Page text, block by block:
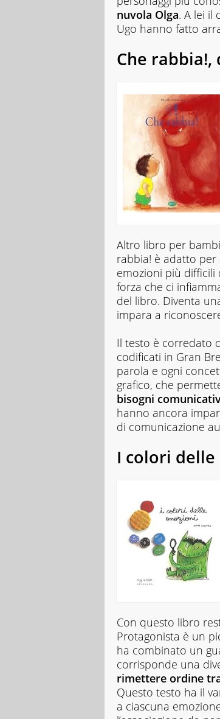
nuvola Olga. A lei il
Ugo hanno fatto
Che rabbia!,
Altro libro per
rabbia! è adatto per
emozioni più difficili
forza che ci
del libro. Diventa
impara a
Il testo è corredato
codificati in Gran
parola e ogni
grafico, che
bisogni
hanno ancora
di comunicazione
I colori
Con questo libro
Protagonista è un
ha combinato un
corrisponde una
rimettere ordine
Questo testo ha il
a ciascuna